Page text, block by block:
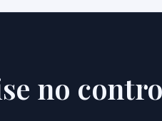
no